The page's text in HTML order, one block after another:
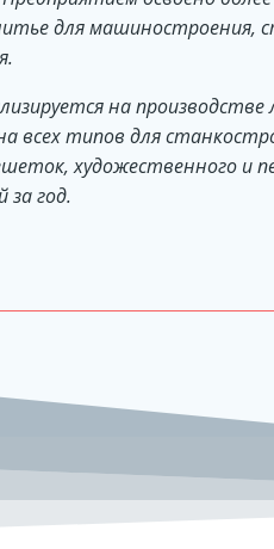
для машиностроения,
на
всех типов для
художественного и
год.